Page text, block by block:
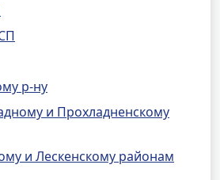
р-ну
и Прохладненскому
и Лескенскому районам